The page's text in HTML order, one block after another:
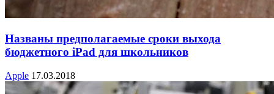
Названы предполагаемые сроки выхода
бюджетного iPad для школьников
Apple 17.03.2018